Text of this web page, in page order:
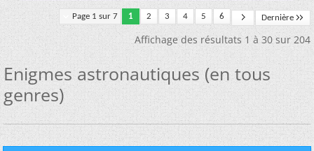
Page 1 sur 7 1 2 3 4 5 6 Dernière
Affichage des résultats 1 à 30 sur 204
Enigmes astronautiques (en tous
genres)